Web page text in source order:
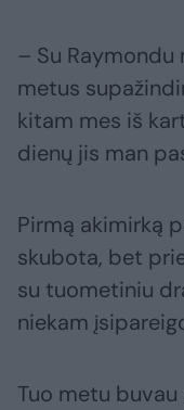
– Su
metus
kitam mes iš
dienų jis man
Pirmą akimirką
skubota, bet
su tuometiniu
niekam
Tuo metu